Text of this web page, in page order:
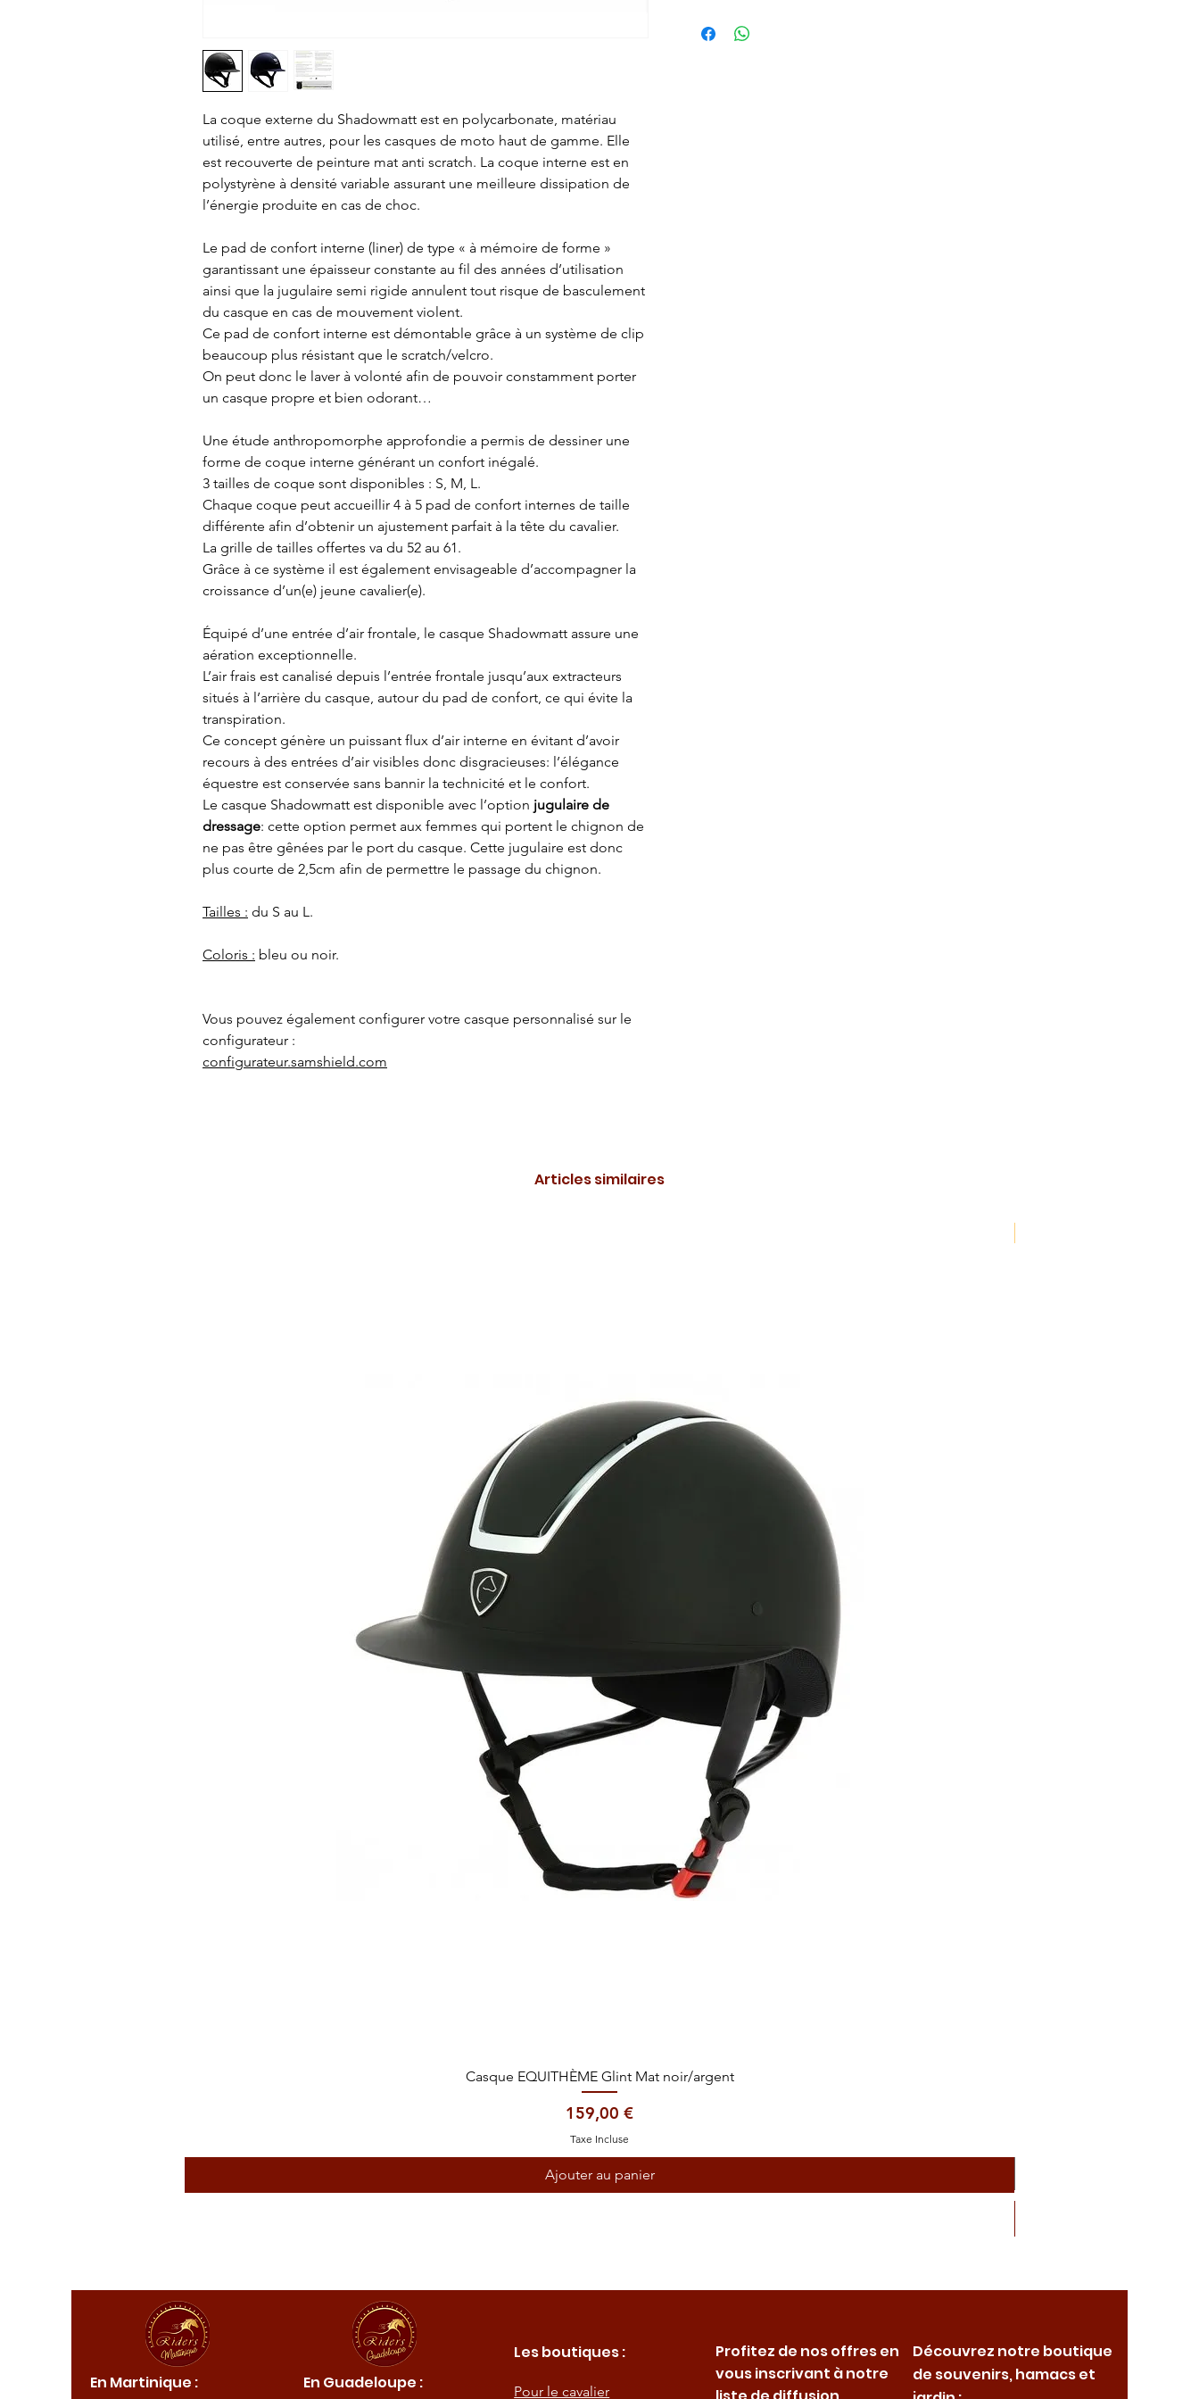
La coque externe du Shadowmatt est en polycarbonate, matériau
utilisé, entre autres, pour les casques de moto haut de gamme. Elle
est recouverte de peinture mat anti scratch. La coque interne est en
polystyrène à densité variable assurant une meilleure dissipation de
l’énergie produite en cas de choc.
Le pad de confort interne (liner) de type « à mémoire de forme »
garantissant une épaisseur constante au fil des années d’utilisation
ainsi que la jugulaire semi rigide annulent tout risque de basculement
du casque en cas de mouvement violent.
Ce pad de confort interne est démontable grâce à un système de clip
beaucoup plus résistant que le scratch/velcro.
On peut donc le laver à volonté afin de pouvoir constamment porter
un casque propre et bien odorant…
Une étude anthropomorphe approfondie a permis de dessiner une
forme de coque interne générant un confort inégalé.
3 tailles de coque sont disponibles : S, M, L.
Chaque coque peut accueillir 4 à 5 pad de confort internes de taille
différente afin d’obtenir un ajustement parfait à la tête du cavalier.
La grille de tailles offertes va du 52 au 61.
Grâce à ce système il est également envisageable d’accompagner la
croissance d’un(e) jeune cavalier(e).
Équipé d’une entrée d’air frontale, le casque Shadowmatt assure une
aération exceptionnelle.
L’air frais est canalisé depuis l’entrée frontale jusqu’aux extracteurs
situés à l’arrière du casque, autour du pad de confort, ce qui évite la
transpiration.
Ce concept génère un puissant flux d’air interne en évitant d’avoir
recours à des entrées d’air visibles donc disgracieuses: l’élégance
équestre est conservée sans bannir la technicité et le confort.
Le casque Shadowmatt est disponible avec l’option jugulaire de
dressage: cette option permet aux femmes qui portent le chignon de
ne pas être gênées par le port du casque. Cette jugulaire est donc
plus courte de 2,5cm afin de permettre le passage du chignon.
Tailles : du S au L.
Coloris : bleu ou noir.
Vous pouvez également configurer votre casque personnalisé sur le
configurateur :
configurateur.samshield.com
Articles similaires
Aperçu rapide
Casque EQUITHÈME Glint Mat noir/argent
Prix
159,00 €
Taxe Incluse
Ajouter au panier
En Martinique : En Guadeloupe :
Les boutiques :
Pour le cavalier
Profitez de nos offres en
vous inscrivant à notre
Découvrez notre boutique
de souvenirs, hamacs et